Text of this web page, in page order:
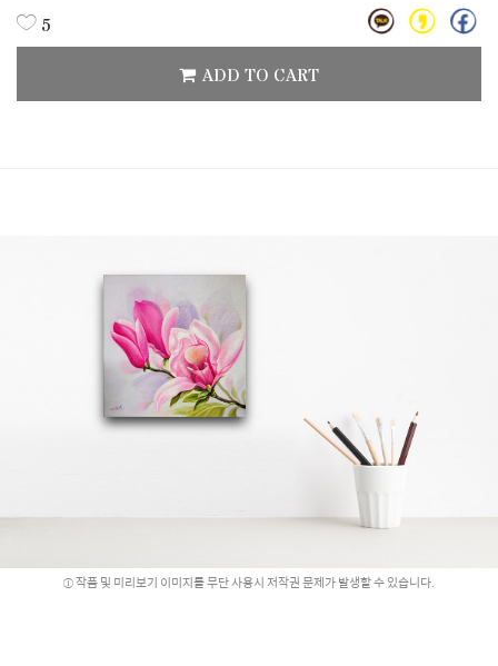
5
ADD TO CART
작품 및 미리보기 이미지를 무단 사용시 저작권 문제가 발생할 수 있습니다.